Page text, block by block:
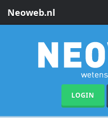
Neoweb.nl
LOGIN